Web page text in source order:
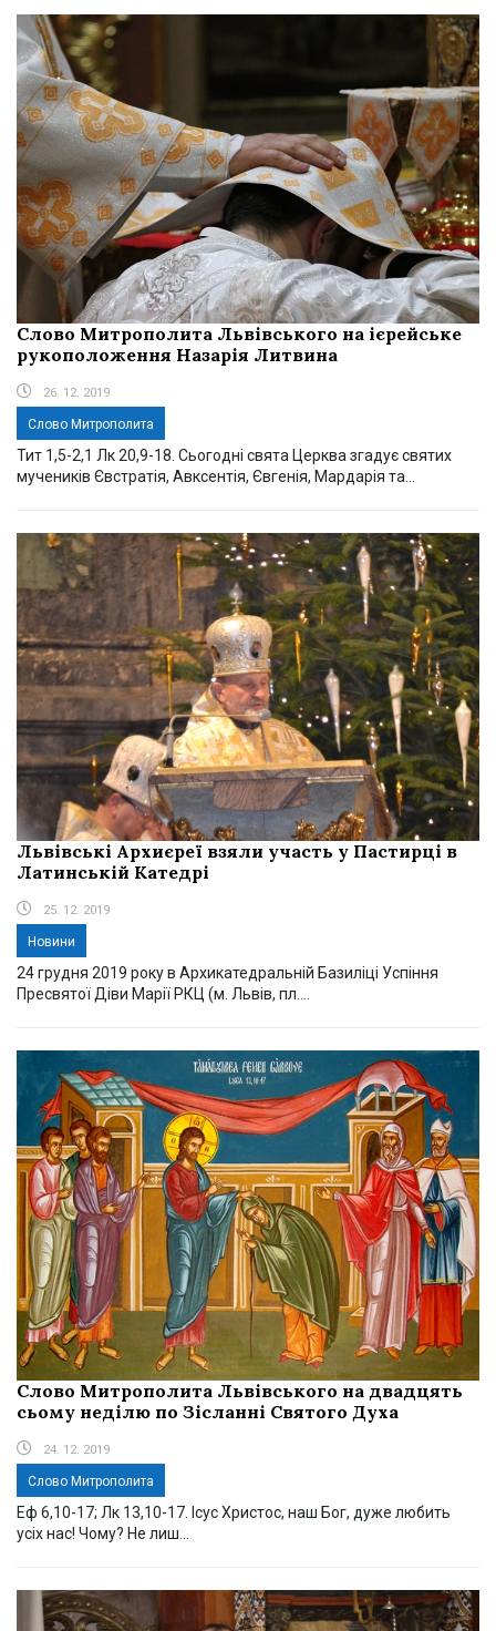
Слово Митрополита Львівського на ієрейське
рукоположення Назарія Литвина
26. 12. 2019
Слово Митрополита
Тит 1,5-2,1 Лк 20,9-18. Сьогодні свята Церква згадує святих
мучеників Євстратія, Авксентія, Євгенія, Мардарія та...
Львівські Архиєреї взяли участь у Пастирці в
Латинській Катедрі
25. 12. 2019
Новини
24 грудня 2019 року в Архикатедральній Базиліці Успіння
Пресвятої Діви Марії РКЦ (м. Львів, пл....
Слово Митрополита Львівського на двадцять
сьому неділю по Зісланні Святого Духа
24. 12. 2019
Слово Митрополита
Еф 6,10-17; Лк 13,10-17. Ісус Христос, наш Бог, дуже любить
усіх нас! Чому? Не лиш...